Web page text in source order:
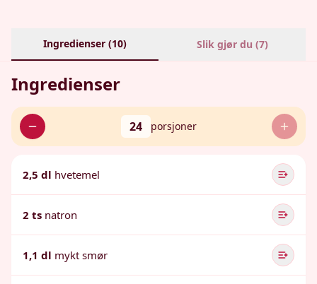
Ingredienser (10) Slik gjør du (7)
Ingredienser
24 porsjoner
2,5 dl hvetemel
2 ts natron
1,1 dl mykt smør